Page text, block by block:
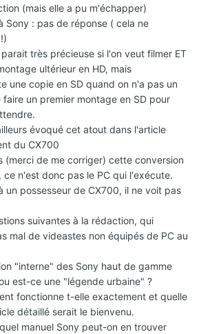
(mais elle a pu m'échapper)
Sony : pas de réponse ( cela ne
très précieuse si l'on veut filmer ET
ultérieur en HD, mais
une copie en SD quand on n'a pas un
un premier montage en SD pour
évoqué cet atout dans l'article
du CX700
(merci de me corriger) cette conversion
ce n'est donc pas le PC qui l'exécute.
un possesseur de CX700, il ne voit pas
suivantes à la rédaction, qui
mal de videastes non équipés de PC au
"interne" des Sony haut de gamme
est-ce une "légende urbaine" ?
fonctionne t-elle exactement et quelle
détaillé serait le bienvenu.
manuel Sony peut-on en trouver